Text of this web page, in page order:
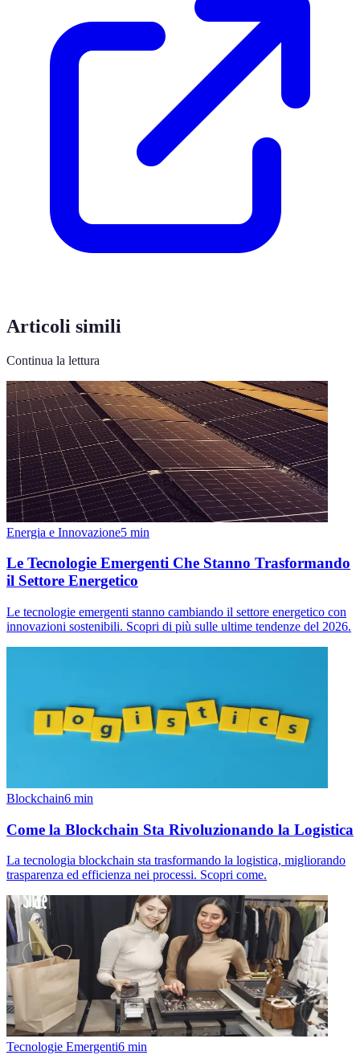
Articoli simili
Continua la lettura
Energia e Innovazione5 min
Le Tecnologie Emergenti Che Stanno Trasformando
il Settore Energetico
Le tecnologie emergenti stanno cambiando il settore energetico con
innovazioni sostenibili. Scopri di più sulle ultime tendenze del 2026.
Blockchain6 min
Come la Blockchain Sta Rivoluzionando la Logistica
La tecnologia blockchain sta trasformando la logistica, migliorando
trasparenza ed efficienza nei processi. Scopri come.
Tecnologie Emergenti6 min